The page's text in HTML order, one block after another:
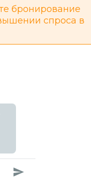
бронирование
спроса в